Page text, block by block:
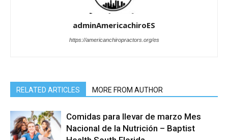
adminAmericachiroES
https://americanchiropractors.org/es
RELATED ARTICLES MORE FROM AUTHOR
Comidas para llevar de marzo Mes
Nacional de la Nutrición – Baptist